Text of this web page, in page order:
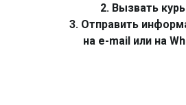
2. Вызвать
3. Отправить
на e-mail или на